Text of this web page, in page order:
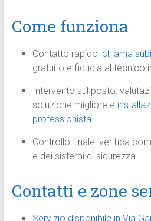
Come funziona
Contatto rapido: chiama
gratuito e fiducia al tecnico
Intervento sul posto:
soluzione migliore e
professionista.
Controllo finale: verifica
e dei sistemi di sicurezza.
Contatti e zone
Servizio disponibile in Via